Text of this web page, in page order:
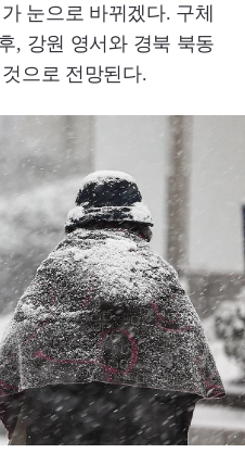
눈으로 바뀌겠다. 구체
, 강원 영서와 경북 북동
으로 전망된다.